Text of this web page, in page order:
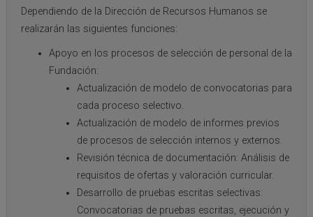
Dependiendo de la Dirección de Recursos Humanos se
realizarán las siguientes funciones:
Apoyo en los procesos de selección de personal de la
Fundación:
Actualización de modelo de convocatorias para
cada proceso selectivo.
Actualización de modelo de informes previos
de procesos de selección internos y externos.
Revisión técnica de documentación: Análisis de
requisitos de ofertas y valoración curricular.
Desarrollo de pruebas escritas selectivas:
Convocatorias de pruebas escritas, ejecución y